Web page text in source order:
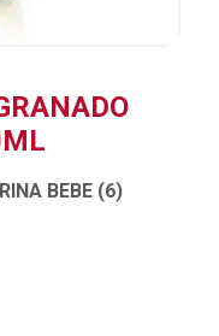
BEBE (6)